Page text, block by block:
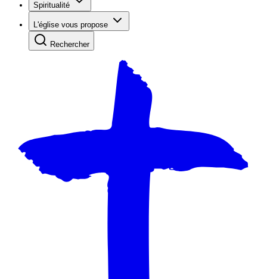
Spiritualité
L'église vous propose
Rechercher